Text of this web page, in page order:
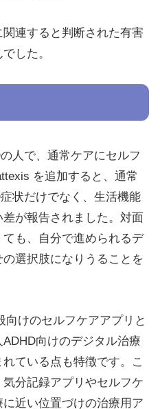
連すると判断された有害
した。
人で、通常ケアにセルフ
を追加すると、通常
状だけでなく、生活機能
が報告されました。対面
も、自分で進められるデ
選択肢になりうることを
向けのセルフケアアプリと
向けのデジタル治療
ている点も特徴です。こ
分記録アプリやセルフケ
近い位置づけの治療用ア